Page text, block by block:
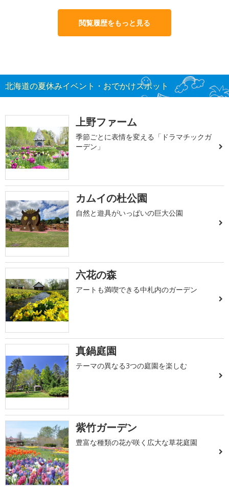
閲覧履歴をもっと見る
北海道の夏休みイベント・おでかけスポット
上野ファーム
季節ごとに表情を変える「ドラマチックガ
ーデン」
カムイの杜公園
自然と遊具がいっぱいの巨大公園
六花の森
アートも満喫できる中札内のガーデン
真鍋庭園
テーマの異なる3つの庭園を楽しむ
紫竹ガーデン
豊富な種類の花が咲く広大な草花庭園